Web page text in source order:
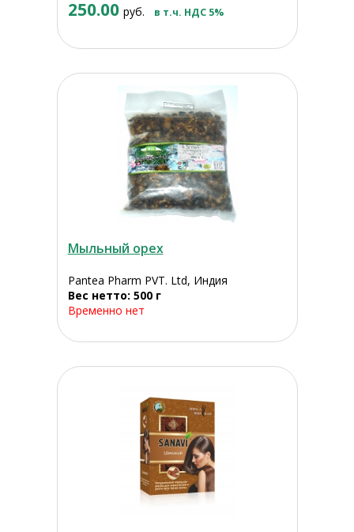
250.00 руб. в т.ч. НДС 5%
Мыльный орех
Pantea Pharm PVT. Ltd, Индия
Вес нетто: 500 г
Временно нет